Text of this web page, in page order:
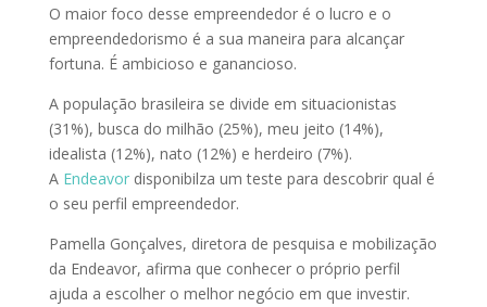
O maior foco desse empreendedor é o lucro e o
empreendedorismo é a sua maneira para alcançar
fortuna. É ambicioso e ganancioso.
A população brasileira se divide em situacionistas
(31%), busca do milhão (25%), meu jeito (14%),
idealista (12%), nato (12%) e herdeiro (7%).
A Endeavordisponibilza um teste para descobrir qual é
o seu perfil empreendedor.
Pamella Gonçalves, diretora de pesquisa e mobilização
da Endeavor, afirma que conhecer o próprio perfil
ajuda a escolher o melhor negócio em que investir.